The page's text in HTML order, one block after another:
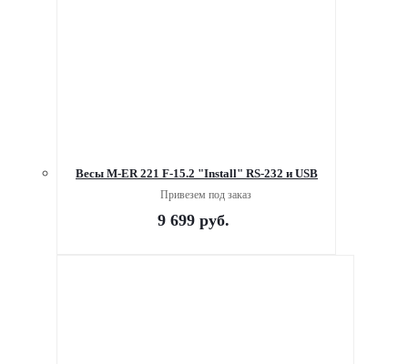
Весы M-ER 221 F-15.2 "Install" RS-232 и USB
Привезем под заказ
9 699 руб.